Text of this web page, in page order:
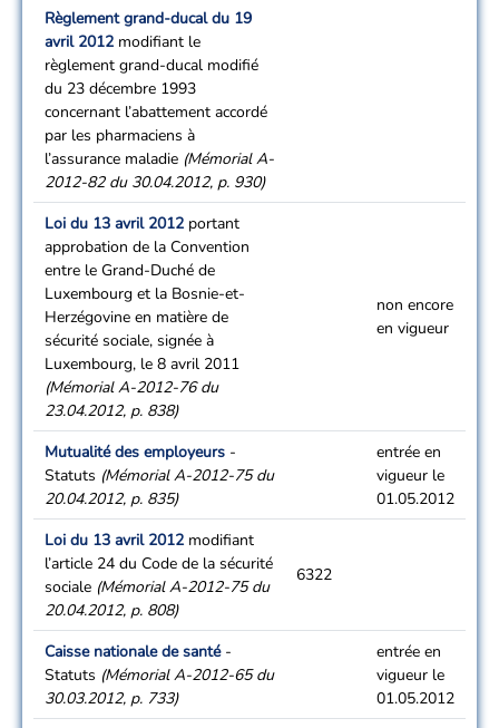
Règlement grand-ducal du 19
avril 2012 modifiant le
règlement grand-ducal modifié
du 23 décembre 1993
concernant l’abattement accordé
par les pharmaciens à
l’assurance maladie (Mémorial A-
2012-82 du 30.04.2012, p. 930)
Loi du 13 avril 2012 portant
approbation de la Convention
entre le Grand-Duché de
Luxembourg et la Bosnie-et-
Herzégovine en matière de
sécurité sociale, signée à
Luxembourg, le 8 avril 2011
(Mémorial A-2012-76 du
23.04.2012, p. 838)
non encore
en vigueur
Mutualité des employeurs -
Statuts (Mémorial A-2012-75 du
20.04.2012, p. 835)
entrée en
vigueur le
01.05.2012
Loi du 13 avril 2012 modifiant
l’article 24 du Code de la sécurité
sociale (Mémorial A-2012-75 du
20.04.2012, p. 808)
6322
Caisse nationale de santé-
Statuts (Mémorial A-2012-65 du
30.03.2012, p. 733)
entrée en
vigueur le
01.05.2012